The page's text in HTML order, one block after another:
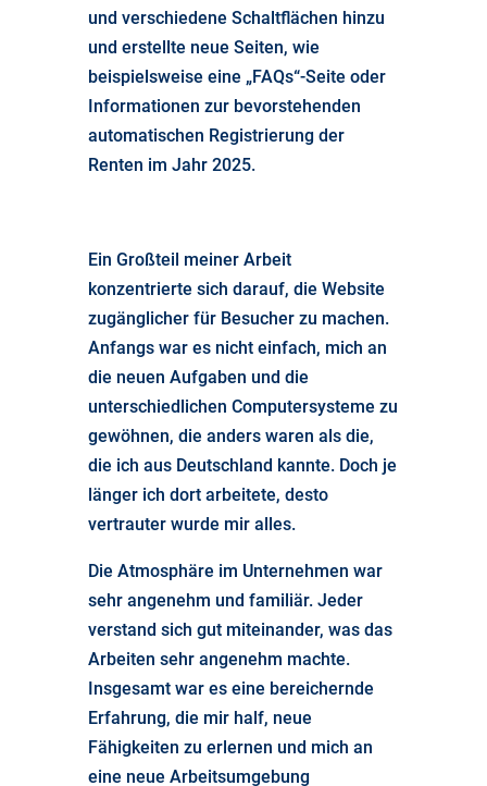
und verschiedene Schaltflächen hinzu
und erstellte neue Seiten, wie
beispielsweise eine „FAQs“-Seite oder
Informationen zur bevorstehenden
automatischen Registrierung der
Renten im Jahr 2025.
Ein Großteil meiner Arbeit
konzentrierte sich darauf, die Website
zugänglicher für Besucher zu machen.
Anfangs war es nicht einfach, mich an
die neuen Aufgaben und die
unterschiedlichen Computersysteme zu
gewöhnen, die anders waren als die,
die ich aus Deutschland kannte. Doch je
länger ich dort arbeitete, desto
vertrauter wurde mir alles.
Die Atmosphäre im Unternehmen war
sehr angenehm und familiär. Jeder
verstand sich gut miteinander, was das
Arbeiten sehr angenehm machte.
Insgesamt war es eine bereichernde
Erfahrung, die mir half, neue
Fähigkeiten zu erlernen und mich an
eine neue Arbeitsumgebung